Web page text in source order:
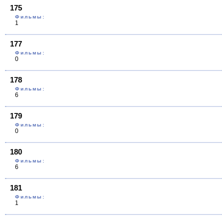
175
Фильмы:
1
177
Фильмы:
0
178
Фильмы:
6
179
Фильмы:
0
180
Фильмы:
6
181
Фильмы:
1